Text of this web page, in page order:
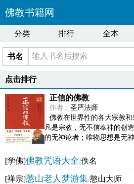
佛教书籍网
分类 排行 全本
书名
点击排行
正信的佛教
作者： 圣严法师
佛教在世界性的各大宗教和
凡是宗教，无不信奉神的创
的无神论者；唯物思想是无
[学佛]佛教咒语大全/佚名
[禅宗]憨山老人梦游集/憨山大师